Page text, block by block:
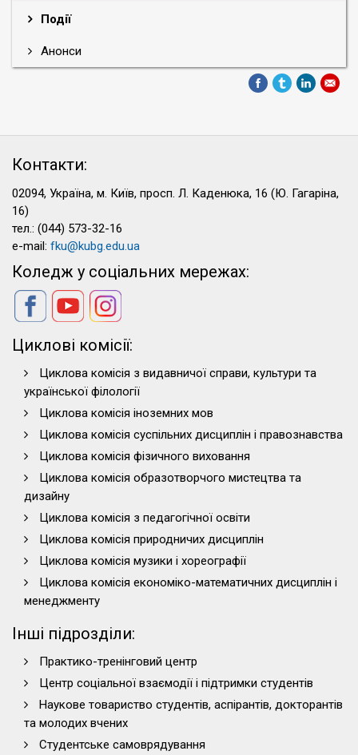
Події
Анонси
Контакти:
02094, Україна, м. Київ, просп. Л. Каденюка, 16 (Ю. Гагаріна,
16)
тел.: (044) 573-32-16
e-mail: fku@kubg.edu.ua
Коледж у соціальних мережах:
Циклові комісії:
Циклова комісія з видавничої справи, культури та
української філології
Циклова комісія іноземних мов
Циклова комісія суспільних дисциплін і правознавства
Циклова комісія фізичного виховання
Циклова комісія образотворчого мистецтва та
дизайну
Циклова комісія з педагогічної освіти
Циклова комісія природничих дисциплін
Циклова комісія музики і хореографії
Циклова комісія економіко-математичних дисциплін і
менеджменту
Інші підрозділи:
Практико-тренінговий центр
Центр соціальної взаємодії і підтримки студентів
Наукове товариство студентів, аспірантів, докторантів
та молодих вчених
Студентське самоврядування